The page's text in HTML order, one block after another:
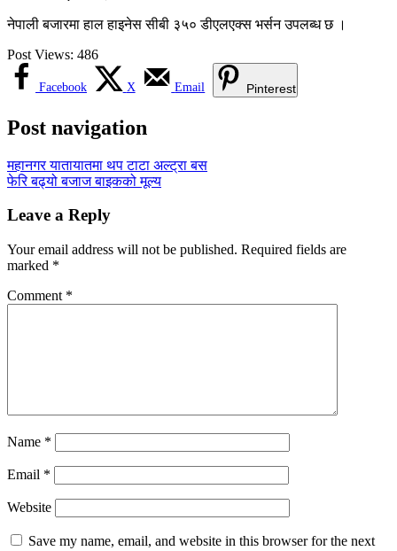
नेपाली बजारमा हाल हाइनेस सीबी ३५० डीएलएक्स भर्सन उपलब्ध छ ।
Post Views: 486
Facebook X Email Pinterest
Post navigation
महानगर यातायातमा थप टाटा अल्ट्रा बस
फेरि बढ्यो बजाज बाइकको मूल्य
Leave a Reply
Your email address will not be published. Required fields are
marked *
Comment *
Name *
Email *
Website
Save my name, email, and website in this browser for the next